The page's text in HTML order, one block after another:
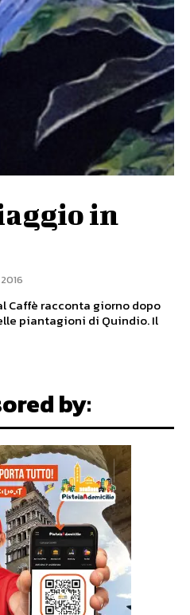
in
Caffè racconta giorno dopo
piantagioni di Quindio. Il
by: